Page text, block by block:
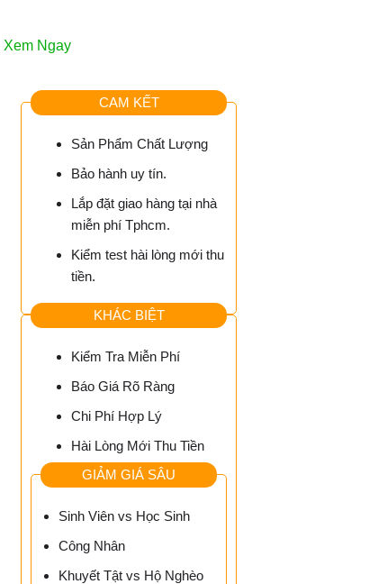
Xem Ngay
CAM KẾT
Sản Phẩm Chất Lượng
Bảo hành uy tín.
Lắp đặt giao hàng tại nhà
miễn phí Tphcm.
Kiểm test hài lòng mới thu
tiền.
KHÁC BIỆT
Kiểm Tra Miễn Phí
Báo Giá Rõ Ràng
Chi Phí Hợp Lý
Hài Lòng Mới Thu Tiền
GIẢM GIÁ SÂU
Sinh Viên vs Học Sinh
Công Nhân
Khuyết Tật vs Hộ Nghèo